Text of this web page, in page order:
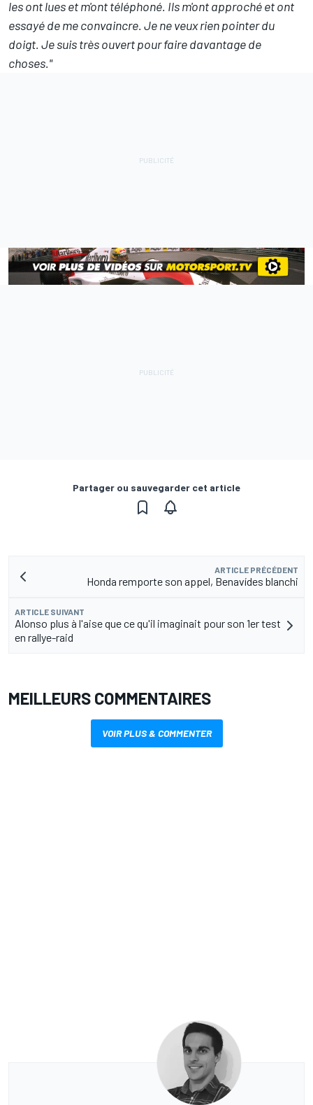
les ont lues et m'ont téléphoné. Ils m'ont approché et ont
essayé de me convaincre. Je ne veux rien pointer du
doigt. Je suis très ouvert pour faire davantage de
choses."
Partager ou sauvegarder cet article
ARTICLE PRÉCÉDENT
Honda remporte son appel, Benavídes blanchi
ARTICLE SUIVANT
Alonso plus à l'aise que ce qu'il imaginait pour son 1er test
en rallye-raid
MEILLEURS COMMENTAIRES
VOIR PLUS & COMMENTER